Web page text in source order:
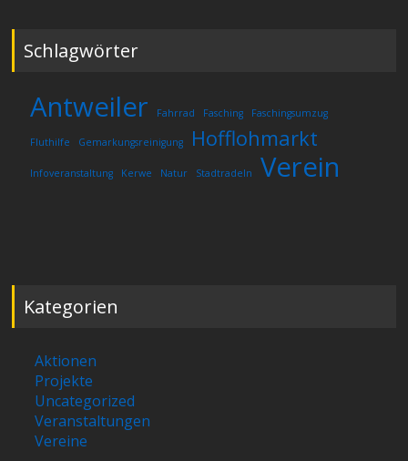
Schlagwörter
Antweiler Fahrrad Fasching Faschingsumzug
Fluthilfe Gemarkungsreinigung Hofflohmarkt
Infoveranstaltung Kerwe Natur Stadtradeln Verein
Kategorien
Aktionen
Projekte
Uncategorized
Veranstaltungen
Vereine